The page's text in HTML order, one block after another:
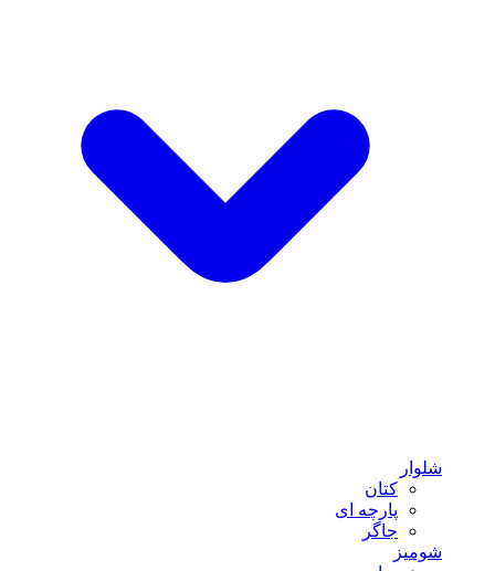
شلوار
کتان
پارچه ای
جاگر
شومیز